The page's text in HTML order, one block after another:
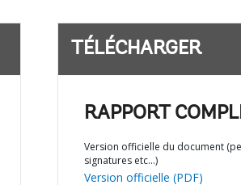
TÉLÉCHARGER
RAPPORT
Version officielle du document
signatures etc…)
Version officielle (PDF)